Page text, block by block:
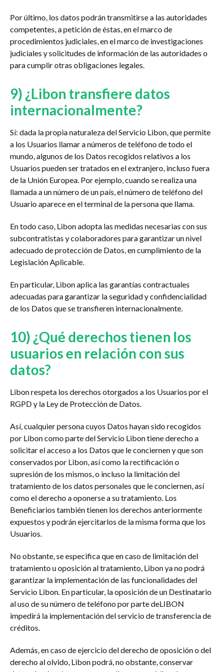
Por último, los datos podrán transmitirse a las autoridades
competentes, a petición de éstas, en el marco de
procedimientos judiciales, en el marco de investigaciones
judiciales y solicitudes de información de las autoridades o
para cumplir otras obligaciones legales.
9) ¿Libon transfiere datos
internacionalmente?
Sí: dada la propia naturaleza del Servicio Libon, que permite
a los Usuarios llamar a números de teléfono de todo el
mundo, algunos de los Datos recogidos relativos a los
Usuarios pueden ser tratados en el extranjero, incluso fuera
de la Unión Europea. Por ejemplo, cuando se realiza una
llamada a un número de un país, el número de teléfono del
Usuario aparece en el terminal de la persona que llama.
En todo caso, Libon adopta las medidas necesarias con sus
subcontratistas y colaboradores para garantizar un nivel
adecuado de protección de Datos, en cumplimiento de la
Legislación Aplicable.
En particular, Libon aplica las garantías contractuales
adecuadas para garantizar la seguridad y confidencialidad
de los Datos que se transfieren internacionalmente.
10) ¿Qué derechos tienen los
usuarios en relación con sus
datos?
Libon respeta los derechos otorgados a los Usuarios por el
RGPD y la Ley de Protección de Datos.
Así, cualquier persona cuyos Datos hayan sido recogidos
por Libon como parte del Servicio Libon tiene derecho a
solicitar el acceso a los Datos que le conciernen y que son
conservados por Libon, así como la rectificación o
supresión de los mismos, o incluso la limitación del
tratamiento de los datos personales que le conciernen, así
como el derecho a oponerse a su tratamiento. Los
Beneficiarios también tienen los derechos anteriormente
expuestos y podrán ejercitarlos de la misma forma que los
Usuarios.
No obstante, se especifica que en caso de limitación del
tratamiento u oposición al tratamiento, Libon ya no podrá
garantizar la implementación de las funcionalidades del
Servicio Libon. En particular, la oposición de un Destinatario
al uso de su número de teléfono por parte deLIBON
impedirá la implementación del servicio de transferencia de
créditos.
Además, en caso de ejercicio del derecho de oposición o del
derecho al olvido, Libon podrá, no obstante, conservar